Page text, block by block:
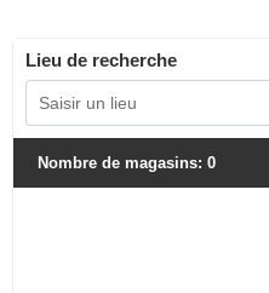
Lieu de recherche
Nombre de magasins: 0